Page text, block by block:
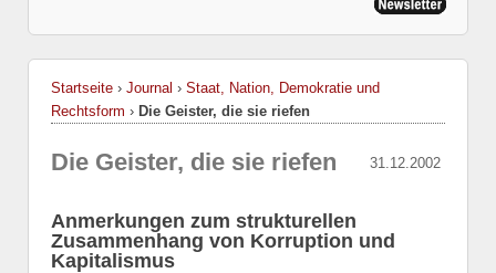
Startseite › Journal › Staat, Nation, Demokratie und
Rechtsform › Die Geister, die sie riefen
31.12.2002
Die Geister, die sie riefen
Anmerkungen zum strukturellen
Zusammenhang von Korruption und
Kapitalismus